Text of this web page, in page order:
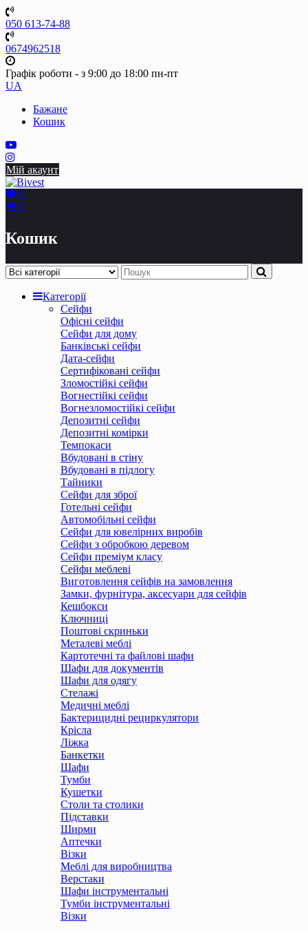
Skip
to
content
050 613-74-88
0674962518
Графік роботи - з 9:00 до 18:00 пн-пт
UA
Бажане
Кошик
Мій акаунт
0
0
Кошик
Категорії
Сейфи
Офісні сейфи
Сейфи для дому
Банківські сейфи
Дата-сейфи
Сертифіковані сейфи
Зломостійкі сейфи
Вогнестійкі сейфи
Вогнезломостійкі сейфи
Депозитні сейфи
Депозитні комірки
Темпокаси
Вбудовані в стіну
Вбудовані в підлогу
Тайники
Сейфи для зброї
Готельні сейфи
Автомобільні сейфи
Сейфи для ювелірних виробів
Сейфи з обробкою деревом
Сейфи преміум класу
Сейфи меблеві
Виготовлення сейфів на замовлення
Замки, фурнітура, аксесуари для сейфів
Кешбокси
Ключниці
Поштові скриньки
Металеві меблі
Картотечні та файлові шафи
Шафи для документів
Шафи для одягу
Стелажі
Медичні меблі
Бактерицидні рециркулятори
Крісла
Ліжка
Банкетки
Шафи
Тумби
Кушетки
Столи та столики
Підставки
Ширми
Аптечки
Візки
Меблі для виробництва
Верстаки
Шафи інструментальні
Тумби інструментальні
Візки